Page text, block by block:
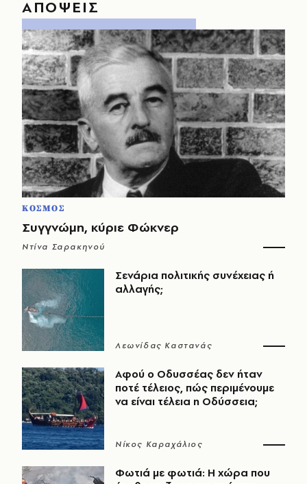
ΑΠΟΨΕΙΣ
ΚΟΣΜΟΣ
Συγγνώμη, κύριε Φώκνερ
Ντίνα Σαρακηνού
Σενάρια πολιτικής συνέχειας ή
αλλαγής;
Λεωνίδας Καστανάς
Αφού ο Οδυσσέας δεν ήταν
ποτέ τέλειος, πώς περιμένουμε
να είναι τέλεια η Οδύσσεια;
Νίκος Καραχάλιος
Φωτιά με φωτιά: Η χώρα που